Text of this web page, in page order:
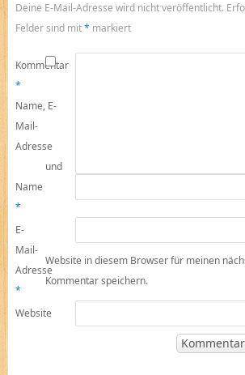
Deine E-Mail-Adresse wird nicht veröffentlicht.
Felder sind mit* markiert
Kommentar
*
Name
*
E-
Mail-
Adresse
*
Website
Name, E-
Mail-
Adresse
und
Website in diesem Browser für meinen
Kommentar speichern.